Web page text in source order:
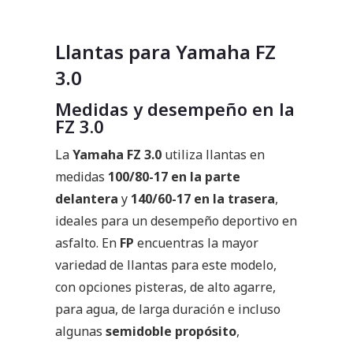
Llantas para Yamaha FZ
3.0
Medidas y desempeño en la
FZ 3.0
LaYamaha FZ 3.0 utiliza llantas en
medidas 100/80-17 en la parte
delantera y 140/60-17 en la trasera,
ideales para un desempeño deportivo en
asfalto. En FP encuentras la mayor
variedad de llantas para este modelo,
con opciones pisteras, de alto agarre,
para agua, de larga duración e incluso
algunas semidoble propósito,